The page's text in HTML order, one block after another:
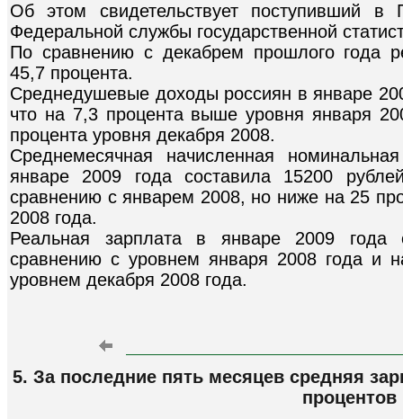
Об этом свидетельствует поступивший
Федеральной службы государственной
По сравнению с декабрем прошлого года
45,7 процента.
Среднедушевые доходы россиян в январе
что на 7,3 процента выше уровня января
процента уровня декабря 2008.
Среднемесячная начисленная
январе 2009 года составила 15200
сравнению с январем 2008, но ниже на 25
2008 года.
Реальная зарплата в январе 2009 года
сравнению с уровнем января 2008 года и
уровнем декабря 2008 года.
5. За последние пять месяцев средняя
процентов